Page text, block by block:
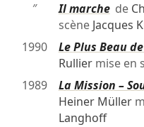
″
Il marchede
scène Jacques
1990
Le Plus Beau
Rulliermise en
1989
La Mission –
Heiner Müller
Langhoff